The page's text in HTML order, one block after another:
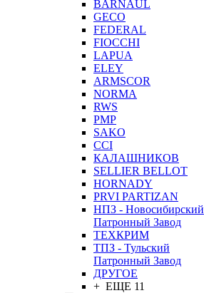
BARNAUL
GEСO
FEDERAL
FIOCCHI
LAPUA
ELEY
ARMSCOR
NORMA
RWS
PMP
SAKO
CCI
КАЛАШНИКОВ
SELLIER BELLOT
HORNADY
PRVI PARTIZAN
НПЗ - Новосибирский
Патронный Завод
ТЕХКРИМ
ТПЗ - Тульский
Патронный Завод
ДРУГОЕ
+ ЕЩЕ 11